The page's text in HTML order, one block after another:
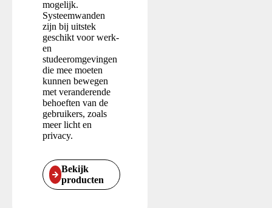
mogelijk.
Systeemwanden
zijn bij uitstek
geschikt voor werk-
en
studeeromgevingen
die mee moeten
kunnen bewegen
met veranderende
behoeften van de
gebruikers, zoals
meer licht en
privacy.
Bekijk
producten